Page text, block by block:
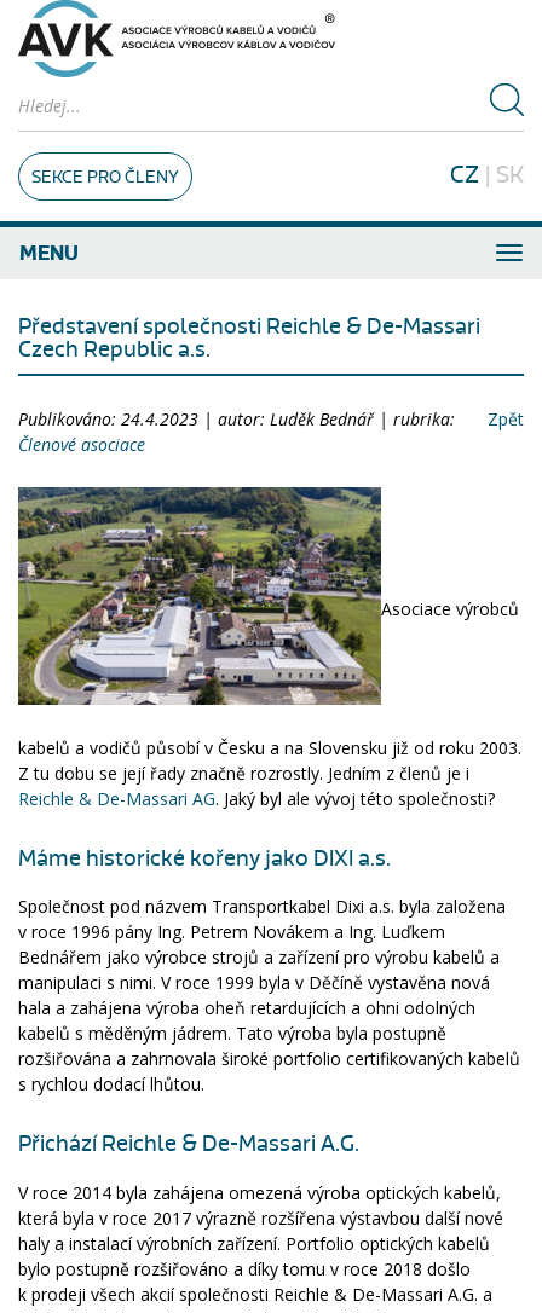
SEKCE PRO ČLENY CZ | SK
MENU
Představení společnosti Reichle & De-Massari
Czech Republic a.s.
Publikováno: 24.4.2023 | autor: Luděk Bednář | rubrika:
Členové asociace
Zpět
Asociace výrobců
kabelů a vodičů působí v Česku a na Slovensku již od roku 2003.
Z tu dobu se její řady značně rozrostly. Jedním z členů je i
Reichle & De-Massari AG. Jaký byl ale vývoj této společnosti?
Máme historické kořeny jako DIXI a.s.
Společnost pod názvem Transportkabel Dixi a.s. byla založena
v roce 1996 pány Ing. Petrem Novákem a Ing. Luďkem
Bednářem jako výrobce strojů a zařízení pro výrobu kabelů a
manipulaci s nimi. V roce 1999 byla v Děčíně vystavěna nová
hala a zahájena výroba oheň retardujících a ohni odolných
kabelů s měděným jádrem. Tato výroba byla postupně
rozšiřována a zahrnovala široké portfolio certifikovaných kabelů
s rychlou dodací lhůtou.
Přichází Reichle & De-Massari A.G.
V roce 2014 byla zahájena omezená výroba optických kabelů,
která byla v roce 2017 výrazně rozšířena výstavbou další nové
haly a instalací výrobních zařízení. Portfolio optických kabelů
bylo postupně rozšiřováno a díky tomu v roce 2018 došlo
k prodeji všech akcií společnosti Reichle & De-Massari A.G. a